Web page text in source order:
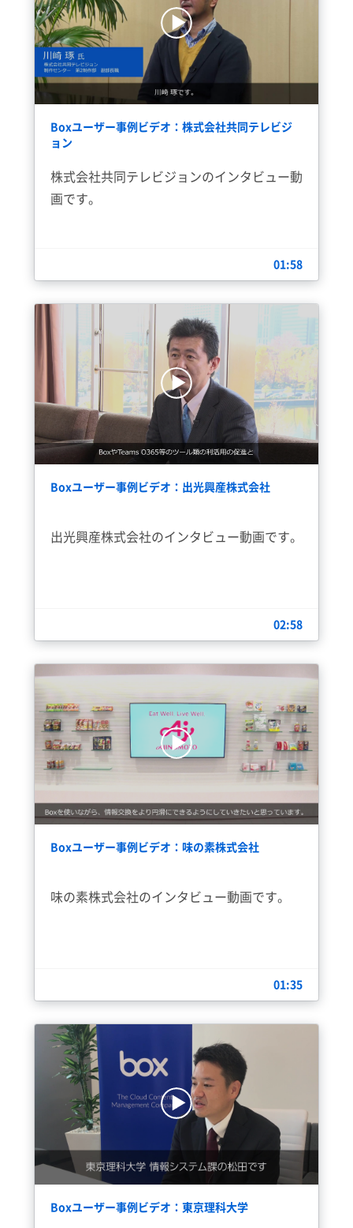
Boxユーザー事例ビデオ：株式会社共同テレビジ
ョン
株式会社共同テレビジョンのインタビュー動
画です。
01:58
Boxユーザー事例ビデオ：出光興産株式会社
出光興産株式会社のインタビュー動画です。
02:58
Boxユーザー事例ビデオ：味の素株式会社
味の素株式会社のインタビュー動画です。
01:35
Boxユーザー事例ビデオ：東京理科大学